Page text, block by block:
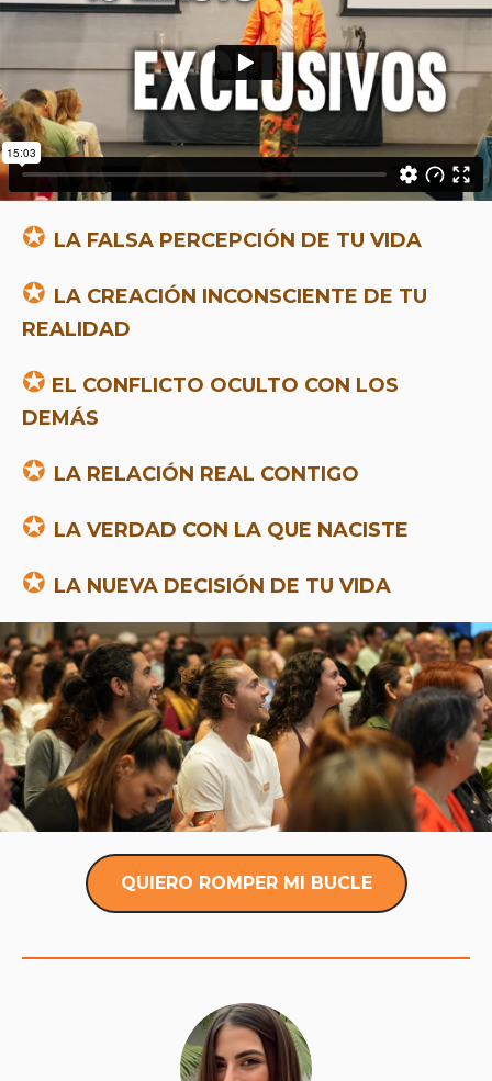
✪ LA FALSA PERCEPCIÓN DE TU VIDA
✪ LA CREACIÓN INCONSCIENTE DE TU
REALIDAD
✪ EL CONFLICTO OCULTO CON LOS
DEMÁS
✪ LA RELACIÓN REAL CONTIGO
✪ LA VERDAD CON LA QUE NACISTE
✪ LA NUEVA DECISIÓN DE TU VIDA
QUIERO ROMPER MI BUCLE